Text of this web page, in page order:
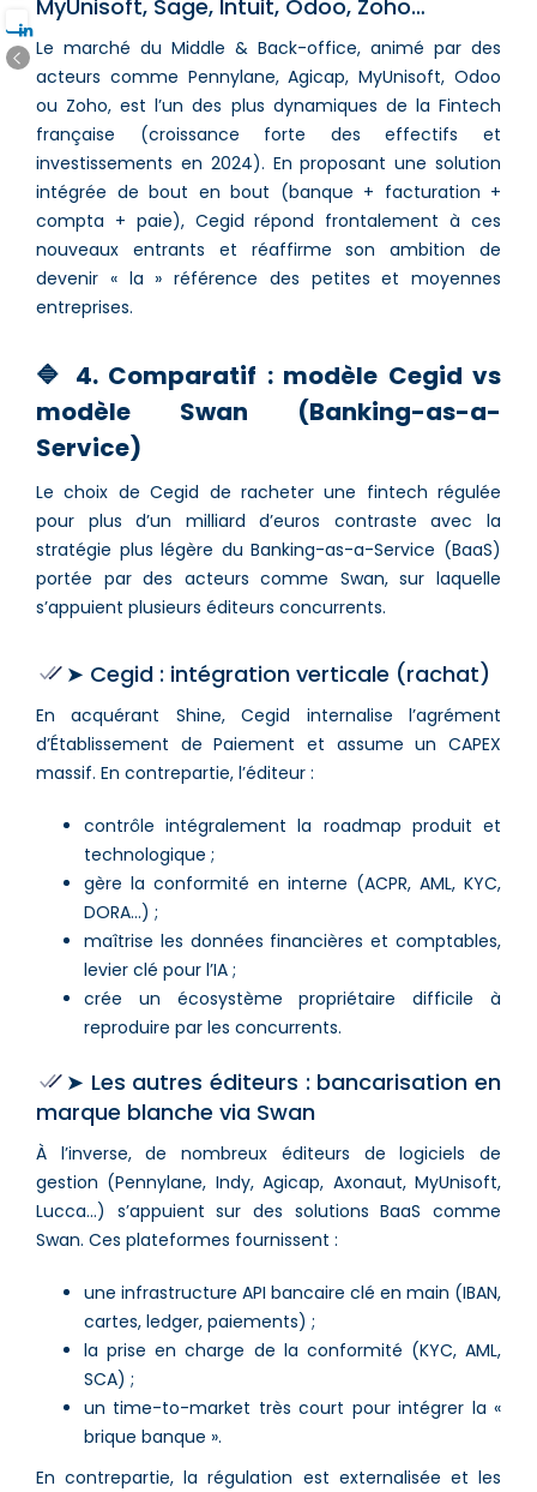
MyUnisoft, Sage, Intuit, Odoo, Zoho…
Le marché du Middle & Back-office, animé par des
acteurs comme Pennylane, Agicap, MyUnisoft, Odoo
ou Zoho, est l’un des plus dynamiques de la Fintech
française (croissance forte des effectifs et
investissements en 2024). En proposant une solution
intégrée de bout en bout (banque + facturation +
compta + paie), Cegid répond frontalement à ces
nouveaux entrants et réaffirme son ambition de
devenir « la » référence des petites et moyennes
entreprises.
🔷 4. Comparatif : modèle Cegid vs
modèle Swan (Banking-as-a-
Service)
Le choix de Cegid de racheter une fintech régulée
pour plus d’un milliard d’euros contraste avec la
stratégie plus légère du Banking-as-a-Service (BaaS)
portée par des acteurs comme Swan, sur laquelle
s’appuient plusieurs éditeurs concurrents.
➤ Cegid : intégration verticale (rachat)
En acquérant Shine, Cegid internalise l’agrément
d’Établissement de Paiement et assume un CAPEX
massif. En contrepartie, l’éditeur :
contrôle intégralement la roadmap produit et
technologique ;
gère la conformité en interne (ACPR, AML, KYC,
DORA…) ;
maîtrise les données financières et comptables,
levier clé pour l’IA ;
crée un écosystème propriétaire difficile à
reproduire par les concurrents.
➤ Les autres éditeurs : bancarisation en
marque blanche via Swan
À l’inverse, de nombreux éditeurs de logiciels de
gestion (Pennylane, Indy, Agicap, Axonaut, MyUnisoft,
Lucca…) s’appuient sur des solutions BaaS comme
Swan. Ces plateformes fournissent :
une infrastructure API bancaire clé en main (IBAN,
cartes, ledger, paiements) ;
la prise en charge de la conformité (KYC, AML,
SCA) ;
un time-to-market très court pour intégrer la «
brique banque ».
En contrepartie, la régulation est externalisée et les